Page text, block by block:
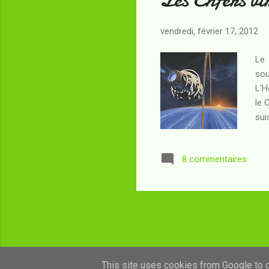
vendredi, février 17, 2012
Le
le
8 commentaires
This site uses cookies from Google to